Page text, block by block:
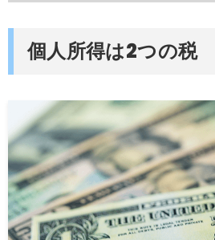
個人所得は2つの税